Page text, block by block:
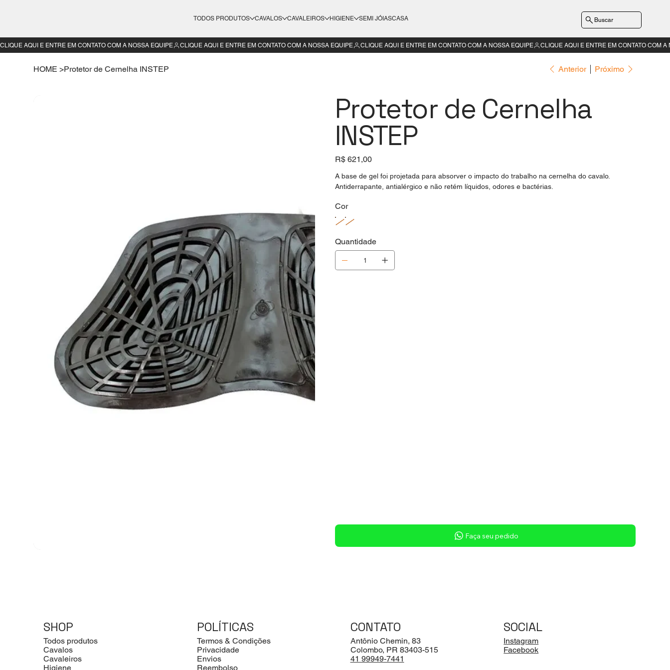
TODOS PRODUTOS CAVALOS CAVALEIROS HIGIENE SEMI JÓIASCASA Buscar
HOME >Protetor de Cernelha INSTEP Anterior Próximo
Protetor de Cernelha
INSTEP
Preço
R$ 621,00
A base de gel foi projetada para absorver o impacto do trabalho na cernelha do cavalo.
Antiderrapante, antialérgico e não retém líquidos, odores e bactérias.
Cor
Quantidade
Faça seu pedido
CLIQUE AQUI E ENTRE EM CONTATO COM A NOSSA EQUIPE
SHOP
Todos produtos
Cavalos
Cavaleiros
Higiene
POLÍTICAS
Termos & Condições
Privacidade
Envios
Reembolso
CONTATO
Antônio Chemin, 83
Colombo, PR 83403-515
41 99949-7441
SOCIAL
Instagram
Facebook